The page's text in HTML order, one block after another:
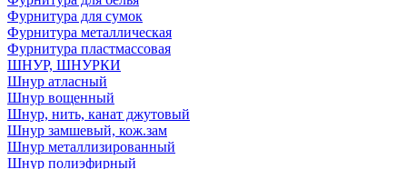
Фурнитура для сумок
Фурнитура металлическая
Фурнитура пластмассовая
ШНУР, ШНУРКИ
Шнур атласный
Шнур вощенный
Шнур, нить, канат джутовый
Шнур замшевый, кож.зам
Шнур металлизированный
Шнур полиэфирный